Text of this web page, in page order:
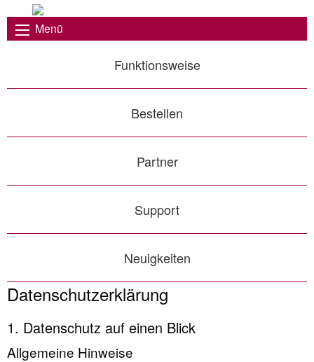
Menü
Funktionsweise
Bestellen
Partner
Support
Neuigkeiten
Datenschutz­erklärung
1. Datenschutz auf einen Blick
Allgemeine Hinweise